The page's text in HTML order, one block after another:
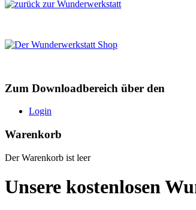
Zum Downloadbereich über den
Login
Warenkorb
Der Warenkorb ist leer
Unsere kostenlosen